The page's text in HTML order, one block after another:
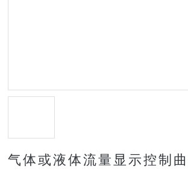
气体或液体流量显示控制